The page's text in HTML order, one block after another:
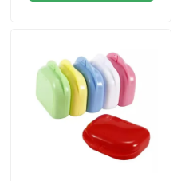
Contrôle de qualité
Contactez-nous